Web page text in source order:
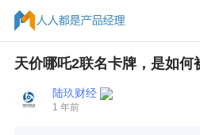
天价哪吒2联名卡牌，是如何
陆玖财经
1 年前